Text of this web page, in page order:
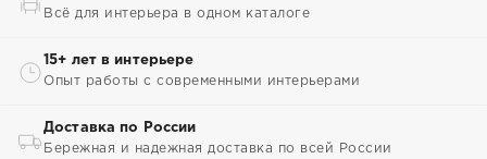
Всё для интерьера в одном каталоге
15+ лет в интерьере
Опыт работы с современными интерьерами
Доставка по России
Бережная и надежная доставка по всей России